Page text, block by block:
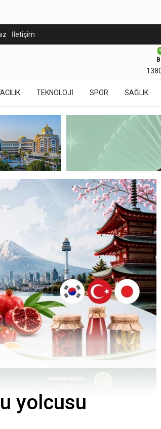
İletişim
TEKNOLOJİ SPOR SAĞLIK
yolcusu